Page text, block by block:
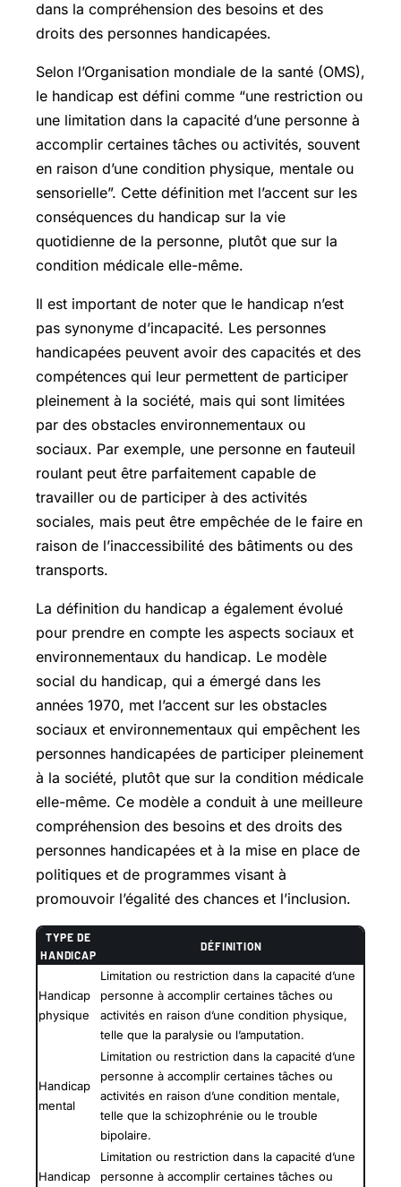
dans la compréhension des besoins et des
droits des personnes handicapées.
Selon l’Organisation mondiale de la santé (OMS),
le handicap est défini comme “une restriction ou
une limitation dans la capacité d’une personne à
accomplir certaines tâches ou activités, souvent
en raison d’une condition physique, mentale ou
sensorielle”. Cette définition met l’accent sur les
conséquences du handicap sur la vie
quotidienne de la personne, plutôt que sur la
condition médicale elle-même.
Il est important de noter que le handicap n’est
pas synonyme d’incapacité. Les personnes
handicapées peuvent avoir des capacités et des
compétences qui leur permettent de participer
pleinement à la société, mais qui sont limitées
par des obstacles environnementaux ou
sociaux. Par exemple, une personne en fauteuil
roulant peut être parfaitement capable de
travailler ou de participer à des activités
sociales, mais peut être empêchée de le faire en
raison de l’inaccessibilité des bâtiments ou des
transports.
La définition du handicap a également évolué
pour prendre en compte les aspects sociaux et
environnementaux du handicap. Le modèle
social du handicap, qui a émergé dans les
années 1970, met l’accent sur les obstacles
sociaux et environnementaux qui empêchent les
personnes handicapées de participer pleinement
à la société, plutôt que sur la condition médicale
elle-même. Ce modèle a conduit à une meilleure
compréhension des besoins et des droits des
personnes handicapées et à la mise en place de
politiques et de programmes visant à
promouvoir l’égalité des chances et l’inclusion.
TYPE DE
HANDICAP
DÉFINITION
Handicap
physique
Limitation ou restriction dans la capacité d’une
personne à accomplir certaines tâches ou
activités en raison d’une condition physique,
telle que la paralysie ou l’amputation.
Handicap
mental
Limitation ou restriction dans la capacité d’une
personne à accomplir certaines tâches ou
activités en raison d’une condition mentale,
telle que la schizophrénie ou le trouble
bipolaire.
Handicap
Limitation ou restriction dans la capacité d’une
personne à accomplir certaines tâches ou